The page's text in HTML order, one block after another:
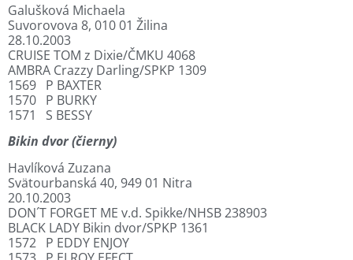
Galušková Michaela
Suvorovova 8, 010 01 Žilina
28.10.2003
CRUISE TOM z Dixie/ČMKU 4068
AMBRA Crazzy Darling/SPKP 1309
1569 P BAXTER
1570 P BURKY
1571 S BESSY
Bikin dvor (čierny)
Havlíková Zuzana
Svätourbanská 40, 949 01 Nitra
20.10.2003
DON´T FORGET ME v.d. Spikke/NHSB 238903
BLACK LADY Bikin dvor/SPKP 1361
1572 P EDDY ENJOY